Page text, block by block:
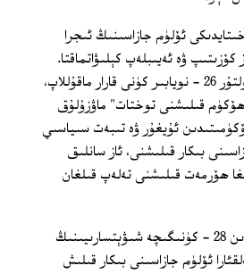
ئۆلۈم جازاسىنىڭ ئىجرا
ۋە ئەيىبلەپ كېلىۋاتماقتا.
مەسىلەن، ياۋروپا پارلامېنتى بۇلتۇر 26 - نويابىر كۈنى قارار ماقۇللاپ،
قىلىشنى توختات" ماۋزۇلۇق
ئۇيغۇر ۋە تىبەت سىياسىي
بىكار قىلىشنى، ئاز سانلىق
ھۆرمەت قىلىشنى تەلەپ قىلغان
بۇ يىل 2 - ئاينىڭ 23 - كۈنىدىن 28 - كۈنىگىچە شىۋېتسارىيىنىڭ
ئۆلۈم جازاسىنى بىكار قىلىش